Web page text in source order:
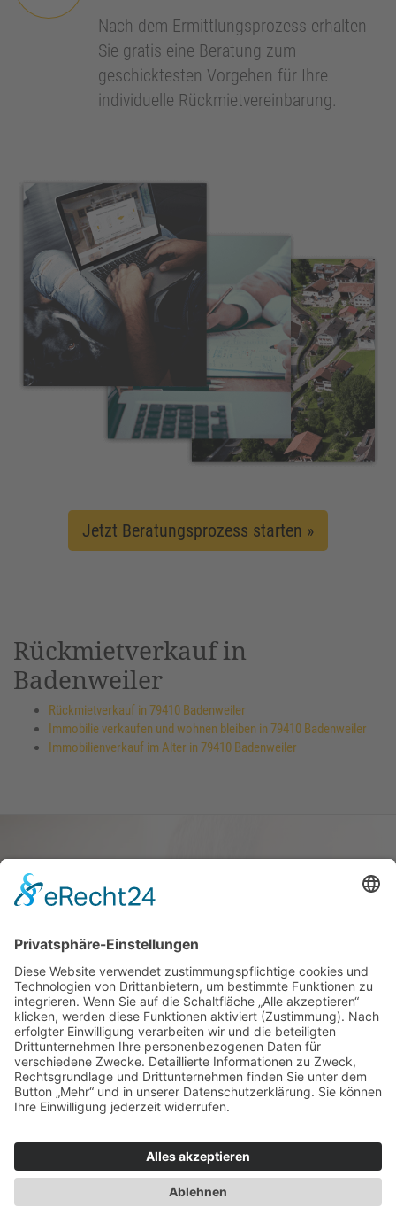
Nach dem Ermittlungsprozess erhalten
Sie gratis eine Beratung zum
geschicktesten Vorgehen für Ihre
individuelle Rückmietvereinbarung.
Jetzt Beratungsprozess starten »
Rückmietverkauf in
Badenweiler
Rückmietverkauf in 79410 Badenweiler
Immobilie verkaufen und wohnen bleiben in 79410 Badenweiler
Immobilienverkauf im Alter in 79410 Badenweiler
verkaufen und darin
wohnen bleiben
Verkaufen Sie Ihr Haus oder Ihre
Eigen­tums­woh­nung und bleiben Sie
darin wohnen.
Jetzt Ermittlung starten »
Regional